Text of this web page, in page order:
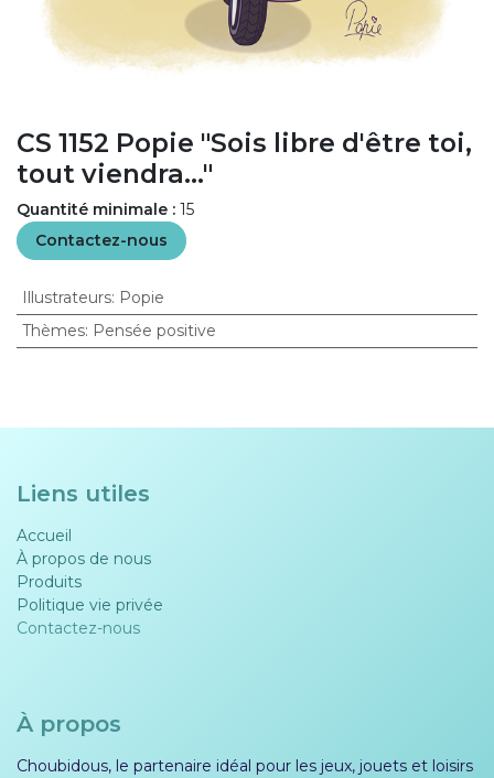
CS 1152 Popie "Sois libre d'être toi,
tout viendra..."
Quantité minimale : 15
Contactez-nous
Illustrateurs: Popie
Thèmes: Pensée positive
Liens utiles
Accueil
À propos de nous
Produits
Politique vie privée​​
Contactez-nous
À propos
Choubidous, le partenaire idéal pour les jeux, jouets et loisirs